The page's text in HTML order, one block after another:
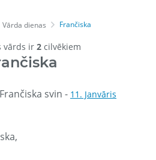
Vārda dienas Frančiska
vārds ir 2 cilvēkiem
svin - 11. Janvāris